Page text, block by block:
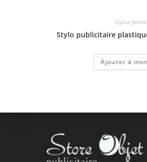
Stylos
Stylo publicitaire
Ajouter à